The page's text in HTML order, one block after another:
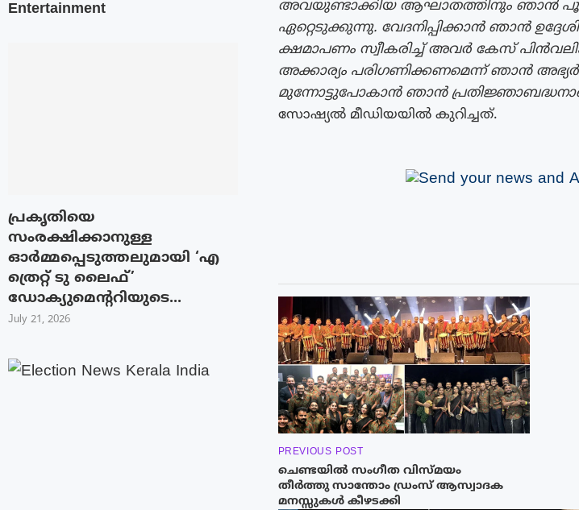
അവയുണ്ടാക്കിയ ആഘാതത്തിനും ഞാൻ
ഏറ്റെടുക്കുന്നു. വേദനിപ്പിക്കാൻ ഞാൻ
ക്ഷമാപണം സ്വീകരിച്ച് അവർ കേസ്
അക്കാര്യം പരിഗണിക്കണമെന്ന് ഞാൻ
മുന്നോട്ടുപോകാൻ ഞാൻ
സോഷ്യൽ മീഡിയയിൽ കുറിച്ചത്.
PREVIOUS POST
ചെണ്ടയിൽ സംഗീത വിസ്മയം
തീർത്തു സാന്തോം ഡ്രംസ് ആസ്വാദക
മനസ്സുകൾ കീഴടക്കി
Entertainment
പ്രകൃതിയെ
സംരക്ഷിക്കാനുള്ള
ഓർമ്മപ്പെടുത്തലുമായി ‘എ
ത്രെറ്റ് ടു ലൈഫ്’
ഡോക്യുമെന്ററിയുടെ...
July 21, 2026